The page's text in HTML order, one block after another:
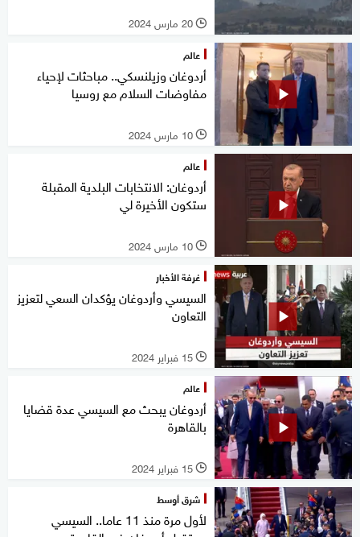
l 20 مارس 2024
عالم
أردوغان وزيلنسكي.. مباحثات لإحياء
مفاوضات السلام مع روسيا
l 10 مارس 2024
عالم
أردوغان: الانتخابات البلدية المقبلة
ستكون الأخيرة لي
l 10 مارس 2024
غرفة الأخبار
السيسي وأردوغان يؤكدان السعي لتعزيز
التعاون
l 15 فبراير 2024
عالم
أردوغان يبحث مع السيسي عدة قضايا
بالقاهرة
l 15 فبراير 2024
شرق أوسط
لأول مرة منذ 11 عاما.. السيسي